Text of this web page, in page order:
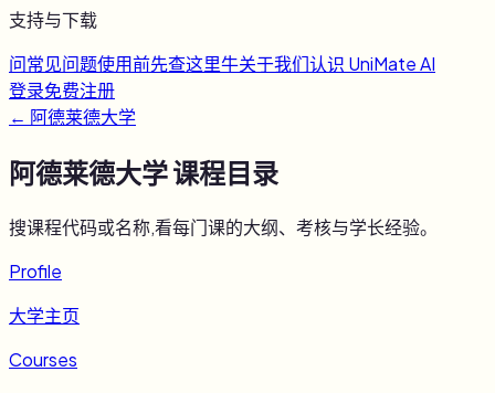
支持与下载
问常见问题使用前先查这里牛关于我们认识 UniMate AI
登录免费注册
← 阿德莱德大学
阿德莱德大学课程目录
搜课程代码或名称,看每门课的大纲、考核与学长经验。
Profile
大学主页
Courses